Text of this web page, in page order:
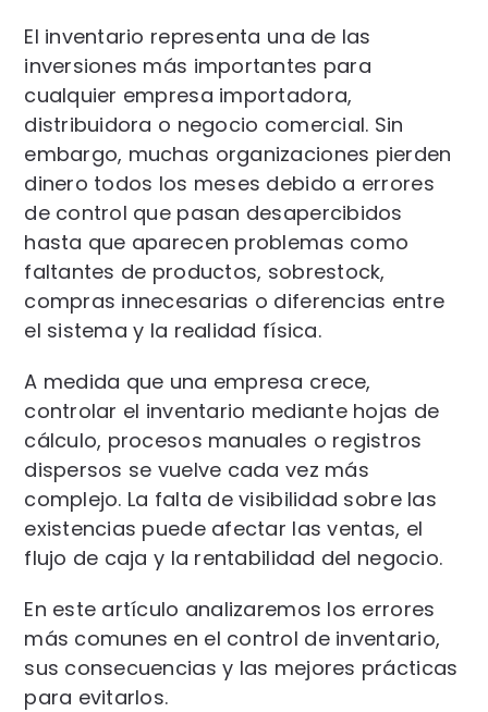
El inventario representa una de las
inversiones más importantes para
cualquier empresa importadora,
distribuidora o negocio comercial. Sin
embargo, muchas organizaciones pierden
dinero todos los meses debido a errores
de control que pasan desapercibidos
hasta que aparecen problemas como
faltantes de productos, sobrestock,
compras innecesarias o diferencias entre
el sistema y la realidad física.
A medida que una empresa crece,
controlar el inventario mediante hojas de
cálculo, procesos manuales o registros
dispersos se vuelve cada vez más
complejo. La falta de visibilidad sobre las
existencias puede afectar las ventas, el
flujo de caja y la rentabilidad del negocio.
En este artículo analizaremos los errores
más comunes en el control de inventario,
sus consecuencias y las mejores prácticas
para evitarlos.